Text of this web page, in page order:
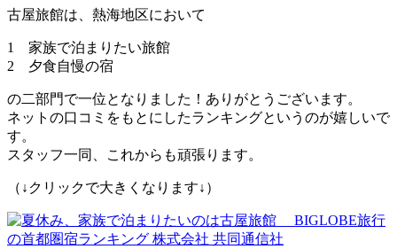
古屋旅館は、熱海地区において
1 家族で泊まりたい旅館
2 夕食自慢の宿
の二部門で一位となりました！ありがとうございます。
ネットの口コミをもとにしたランキングというのが嬉しいで
す。
スタッフ一同、これからも頑張ります。
（↓クリックで大きくなります↓）